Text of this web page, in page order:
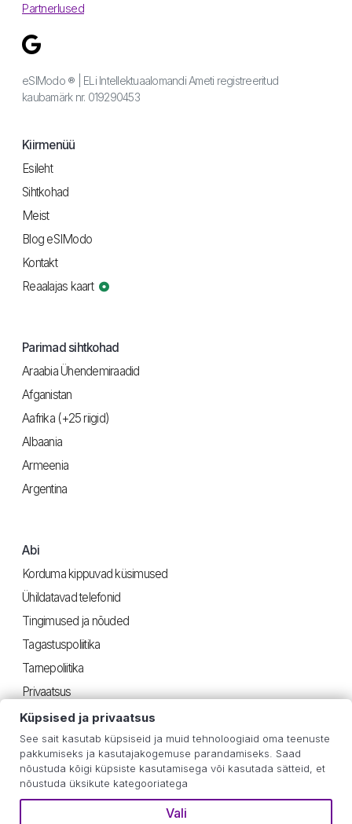
Partnerlused
eSIModo ® | ELi Intellektuaalomandi Ameti registreeritud
kaubamärk nr. 019290453
Kiirmenüü
Esileht
Sihtkohad
Meist
Blog eSIModo
Kontakt
Reaalajas kaart
Parimad sihtkohad
Araabia Ühendemiraadid
Afganistan
Aafrika (+25 riigid)
Albaania
Armeenia
Argentina
Abi
Korduma kippuvad küsimused
Ühildatavad telefonid
Tingimused ja nõuded
Tagastuspoliitika
Tarnepoliitika
Privaatsus
Kasulik
Juhised iOS
Androidi juhised
Küpsised ja privaatsus
See sait kasutab küpsiseid ja muid tehnoloogiaid oma teenuste
pakkumiseks ja kasutajakogemuse parandamiseks. Saad
nõustuda kõigi küpsiste kasutamisega või kasutada sätteid, et
nõustuda üksikute kategooriatega
Vali